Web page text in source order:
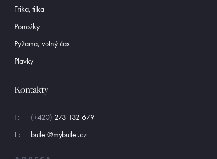
Trika, tilka
Ponožky
Pyžama, volný čas
Plavky
Kontakty
T: (+420) 273 132 679
E:
butler@mybutler.cz